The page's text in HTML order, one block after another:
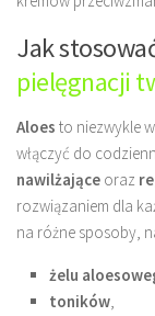
Jak
pielęgnacji
Aloes to niezwykle
włączyć do
nawilżające oraz
rozwiązaniem dla
na różne sposoby,
żelu
toników,